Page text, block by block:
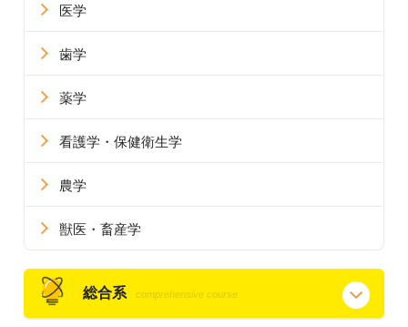
医学
歯学
薬学
看護学・保健衛生学
農学
獣医・畜産学
総合系 comprehensive course